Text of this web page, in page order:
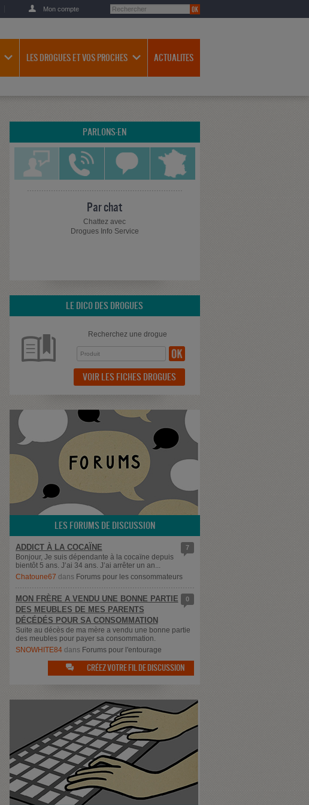
Mon compte
LES DROGUES ET VOS PROCHES ACTUALITES
PARLONS-EN
Par chat
Chattez avec
Drogues Info Service
LE DICO DES DROGUES
Recherchez une drogue
VOIR LES FICHES DROGUES
LES FORUMS DE DISCUSSION
7
ADDICT À LA COCAÏNE
Bonjour, Je suis dépendante à la cocaïne depuis
bientôt 5 ans. J’ai 34 ans. J’ai arrêter un an...
Chatoune67 dans Forums pour les consommateurs
0
MON FRÈRE A VENDU UNE BONNE PARTIE
DES MEUBLES DE MES PARENTS
DÉCÉDÉS POUR SA CONSOMMATION
Suite au décès de ma mère a vendu une bonne partie
des meubles pour payer sa consommation.
SNOWHITE84dans Forums pour l'entourage
 CRÉEZ VOTRE FIL DE DISCUSSION